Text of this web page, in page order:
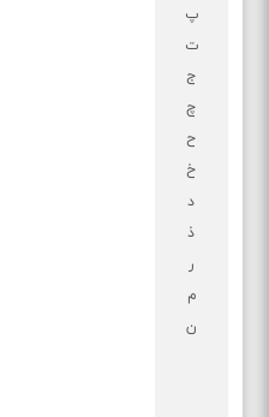
پ
ت
ج
چ
ح
خ
د
ذ
ر
م
ن